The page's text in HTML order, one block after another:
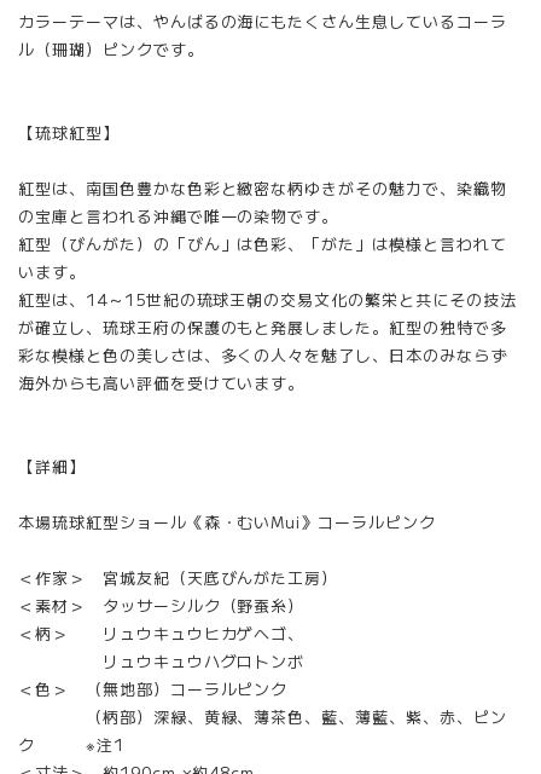
カラーテーマは、やんばるの海にもたくさん生息しているコーラ
ル（珊瑚）ピンクです。
【琉球紅型】
紅型は、南国色豊かな色彩と緻密な柄ゆきがその魅力で、染織物
の宝庫と言われる沖縄で唯一の染物です。
紅型（びんがた）の「びん」は色彩、「がた」は模様と言われて
います。
紅型は、14～15世紀の琉球王朝の交易文化の繁栄と共にその技法
が確立し、琉球王府の保護のもと発展しました。紅型の独特で多
彩な模様と色の美しさは、多くの人々を魅了し、日本のみならず
海外からも高い評価を受けています。
【詳細】
本場琉球紅型ショール《森・むいMui》コーラルピンク
＜作家＞ 宮城友紀（天底びんがた工房）
＜素材＞ タッサーシルク（野蚕糸）
＜柄＞ リュウキュウヒカゲヘゴ、
リュウキュウハグロトンボ
＜色＞ （無地部）コーラルピンク
（柄部）深緑、黄緑、薄茶色、藍、薄藍、紫、赤、ピン
ク ※注1